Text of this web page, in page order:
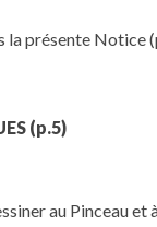
la présente Notice
(p.5)
au Pinceau et